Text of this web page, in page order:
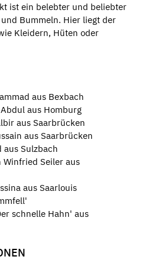
ist ein belebter und beliebter
Bummeln. Hier liegt der
Kleidern, Hüten oder
aus Bexbach
aus Homburg
aus Saarbrücken
aus Saarbrücken
aus Sulzbach
Winfried Seiler aus
aus Saarlouis
schnelle Hahn' aus